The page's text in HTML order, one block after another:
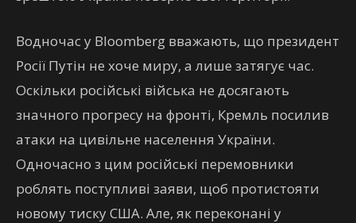
Водночас у Bloomberg вважають, що президент
Росії Путін не хоче миру, а лише затягує час.
Оскільки російські війська не досягають
значного прогресу на фронті, Кремль посилив
атаки на цивільне населення України.
Одночасно з цим російські перемовники
роблять поступливі заяви, щоб протистояти
новому тиску США. Але, як переконані у